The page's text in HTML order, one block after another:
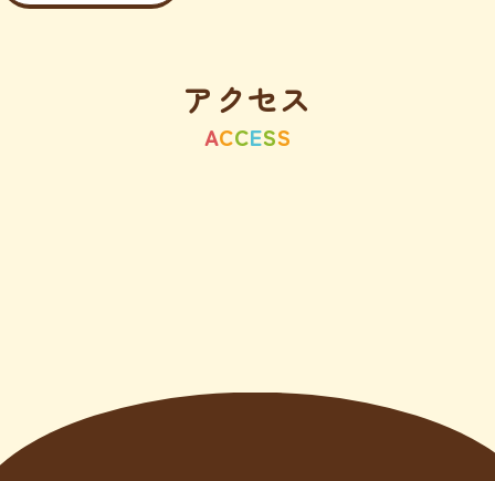
アクセス
ACCESS